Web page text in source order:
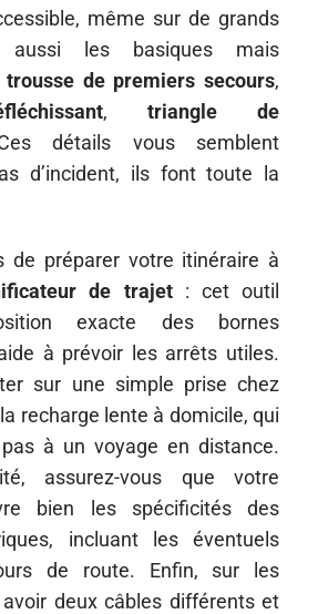
même sur de grands
aussi les basiques mais
trousse de premiers secours,
, triangle de
détails vous semblent
d’incident, ils font toute la
de préparer votre itinéraire à
de trajet: cet outil
exacte des bornes
à prévoir les arrêts utiles.
sur une simple prise chez
recharge lente à domicile, qui
à un voyage en distance.
assurez-vous que votre
bien les spécificités des
incluant les éventuels
de route. Enfin, sur les
avoir deux câbles différents et